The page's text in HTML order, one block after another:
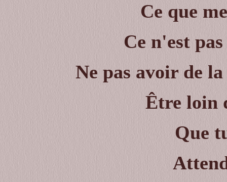
Ce que
Ce n'est
Ne pas avoir de
Être loin
Que